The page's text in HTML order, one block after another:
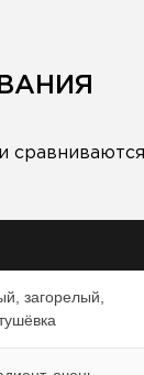
загорелый,